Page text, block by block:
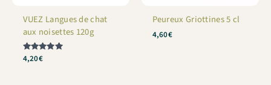
VUEZ Langues de chat
aux noisettes 120g
Note
5.00
4,20€
Peureux Griottines 5 cl
4,60€